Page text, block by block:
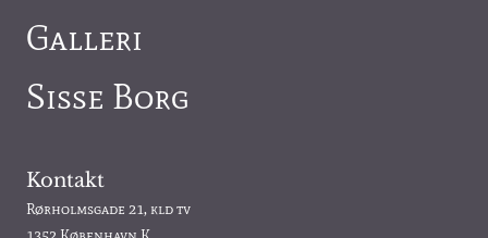
Galleri
Sisse Borg
Kontakt
Rørholmsgade 21, kld tv